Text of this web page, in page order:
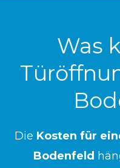
Was
Die Kosten für
Bodenfeld